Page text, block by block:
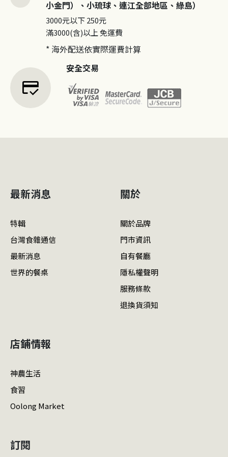
小金門）、小琉球、連江全部地區、綠島）
3000元以下250元
滿3000(含)以上免運費
* 海外配送依實際運費計算
credit_score
安全交易
最新消息
特輯
台灣食雜通信
最新消息
世界的餐桌
關於
關於品牌
門市資訊
自有餐廳
隱私權聲明
服務條款
退換貨須知
店鋪情報
神農生活
食習
Oolong Market
訂閱